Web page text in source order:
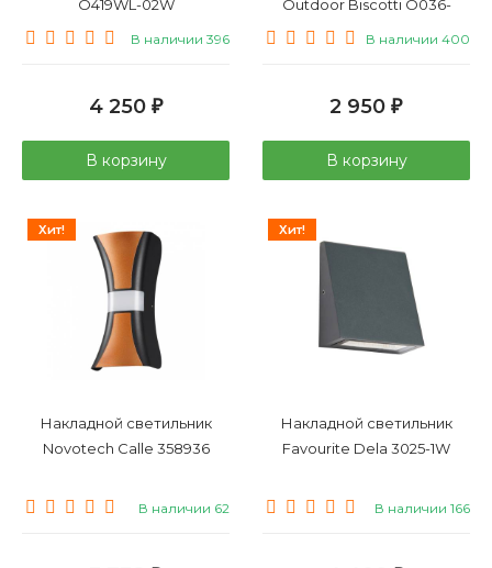
O419WL-02W
В наличии 396
4 250 ₽
В корзину
Outdoor Biscotti O036-
L3B3K
В наличии 400
2 950 ₽
В корзину
Хит!
Накладной светильник
Novotech Calle 358936
В наличии 62
Хит!
Накладной светильник
Favourite Dela 3025-1W
В наличии 166